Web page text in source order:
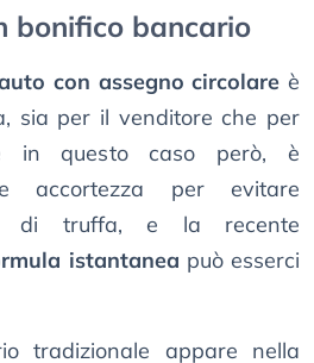
bonifico bancario
con assegno circolare è
sia per il venditore che per
in questo caso però, è
accortezza per evitare
di truffa, e la recente
istantanea può esserci
tradizionale appare nella